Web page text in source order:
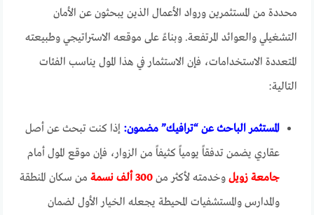
محددة من المستثمرين ورواد الأعمال الذين يبحثون عن الأمان
التشغيلي والعوائد المرتفعة. وبناءً على موقعه الاستراتيجي وطبيعته
المتعددة الاستخدامات، فإن الاستثمار في هذا المول يناسب الفئات
التالية:
المستثمر الباحث عن “ترافيك” مضمون: إذا كنت تبحث عن أصل
عقاري يضمن تدفقاً يومياً كثيفاً من الزوار، فإن موقع المول أمام
جامعة زويل وخدمته لأكثر من300 ألف نسمة
من سكان المنطقة
والمدارس والمستشفيات المحيطة يجعله الخيار الأول لضمان